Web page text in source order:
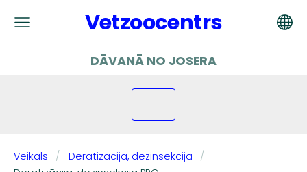
Vetzoocentrs
DĀVANĀ NO JOSERA
Veikals
Deratizācija, dezinsekcija